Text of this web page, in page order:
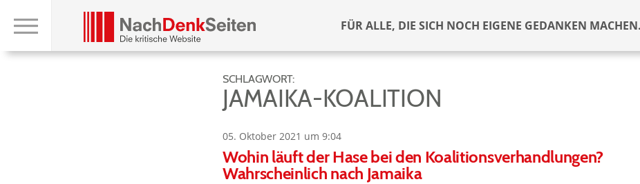
FÜR ALLE, DIE SICH NOCH EIGENE GEDANKEN MACHEN.
SCHLAGWORT:
JAMAIKA-KOALITION
05. Oktober 2021 um 9:04
Wohin läuft der Hase bei den Koalitionsverhandlungen?
Wahrscheinlich nach Jamaika